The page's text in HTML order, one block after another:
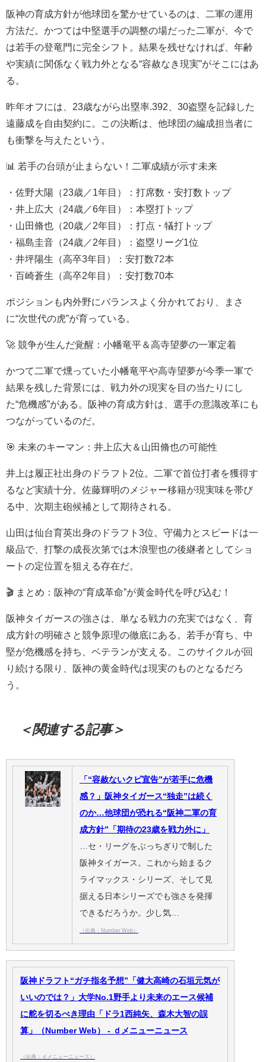
阪神の育成方針が他球団を驚かせているのは、二軍の運用
方法だ。かつては中堅選手の調整の場だった二軍が、今で
は若手の登竜門に完全シフト。結果を残せなければ、年齢
や実績に関係なく戦力外となる“容赦なき現実”がそこにはあ
る。
昨年オフには、23歳ながら出塁率.392、30盗塁を記録した
遠藤成を自由契約に。この決断は、他球団の編成担当者に
も衝撃を与えたという。
📊 若手の台頭が止まらない！二軍成績が示す未来
・佐野大陽（23歳／1年目）：打席数・安打数トップ
・井上広大（24歳／6年目）：本塁打トップ
・山田脩也（20歳／2年目）：打点・犠打トップ
・福島圭音（24歳／2年目）：盗塁リーグ1位
・井坪陽生（高卒3年目）：安打数72本
・百崎蒼生（高卒2年目）：安打数70本
ポジションも内外野にバランスよく分かれており、まさ
に“次世代の虎”が育っている。
🚀 競争が生んだ覚醒：小幡竜平＆高寺望夢の一軍定着
かつて二軍で燻っていた小幡竜平や高寺望夢が今季一軍で
結果を残した背景には、戦力外の現実を目の当たりにし
た“危機感”がある。阪神の育成方針は、選手の意識改革にも
つながっているのだ。
🎯 未来のキーマン：井上広大＆山田脩也の可能性
井上は履正社出身のドラフト2位。二軍で首位打者を獲得す
るなど実績十分。佐藤輝明のメジャー移籍が現実味を帯び
る中、次期主砲候補として期待される。
山田は仙台育英出身のドラフト3位。守備力とスピードは一
級品で、打撃の成長次第では木浪聖也の後継者としてショ
ートの定位置を狙える存在だ。
🎬 まとめ：阪神の“育成革命”が黄金時代を呼び込む！
阪神タイガースの強さは、単なる戦力の充実ではなく、育
成方針の明確さと競争原理の徹底にある。若手が育ち、中
堅が危機感を持ち、ベテランが支える。このサイクルが回
り続ける限り、阪神の黄金時代は現実のものとなるだろ
う。
＜関連する記事＞
「“容赦ないクビ宣告”が若手に危機
感？」阪神タイガース“独走”は続く
のか…他球団が恐れる“阪神二軍の育
成方針”「期待の23歳を戦力外に」
…セ・リーグをぶっちぎりで制した
阪神タイガース。これから始まるク
ライマックス・シリーズ、そして見
据える日本シリーズでも強さを発揮
できるだろうか。少し気…
（出典：Number Web）
阪神ドラフト“ガチ指名予想”「健大高崎の石垣元気が
いいのでは？」大学No.1野手より未来のエース候補
に舵を切るべき理由「ドラ1西純矢、森木大智の誤
算」（Number Web） - ｄメニューニュース
（出典：ｄメニューニュース）